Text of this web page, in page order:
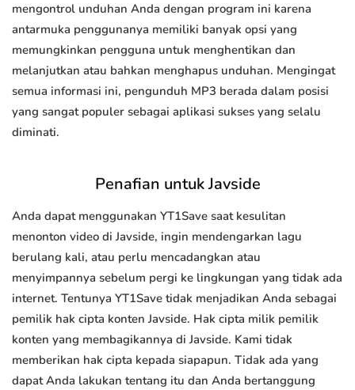
mengontrol unduhan Anda dengan program ini karena
antarmuka penggunanya memiliki banyak opsi yang
memungkinkan pengguna untuk menghentikan dan
melanjutkan atau bahkan menghapus unduhan. Mengingat
semua informasi ini, pengunduh MP3 berada dalam posisi
yang sangat populer sebagai aplikasi sukses yang selalu
diminati.
Penafian untuk Javside
Anda dapat menggunakan YT1Save saat kesulitan
menonton video di Javside, ingin mendengarkan lagu
berulang kali, atau perlu mencadangkan atau
menyimpannya sebelum pergi ke lingkungan yang tidak ada
internet. Tentunya YT1Save tidak menjadikan Anda sebagai
pemilik hak cipta konten Javside. Hak cipta milik pemilik
konten yang membagikannya di Javside. Kami tidak
memberikan hak cipta kepada siapapun. Tidak ada yang
dapat Anda lakukan tentang itu dan Anda bertanggung